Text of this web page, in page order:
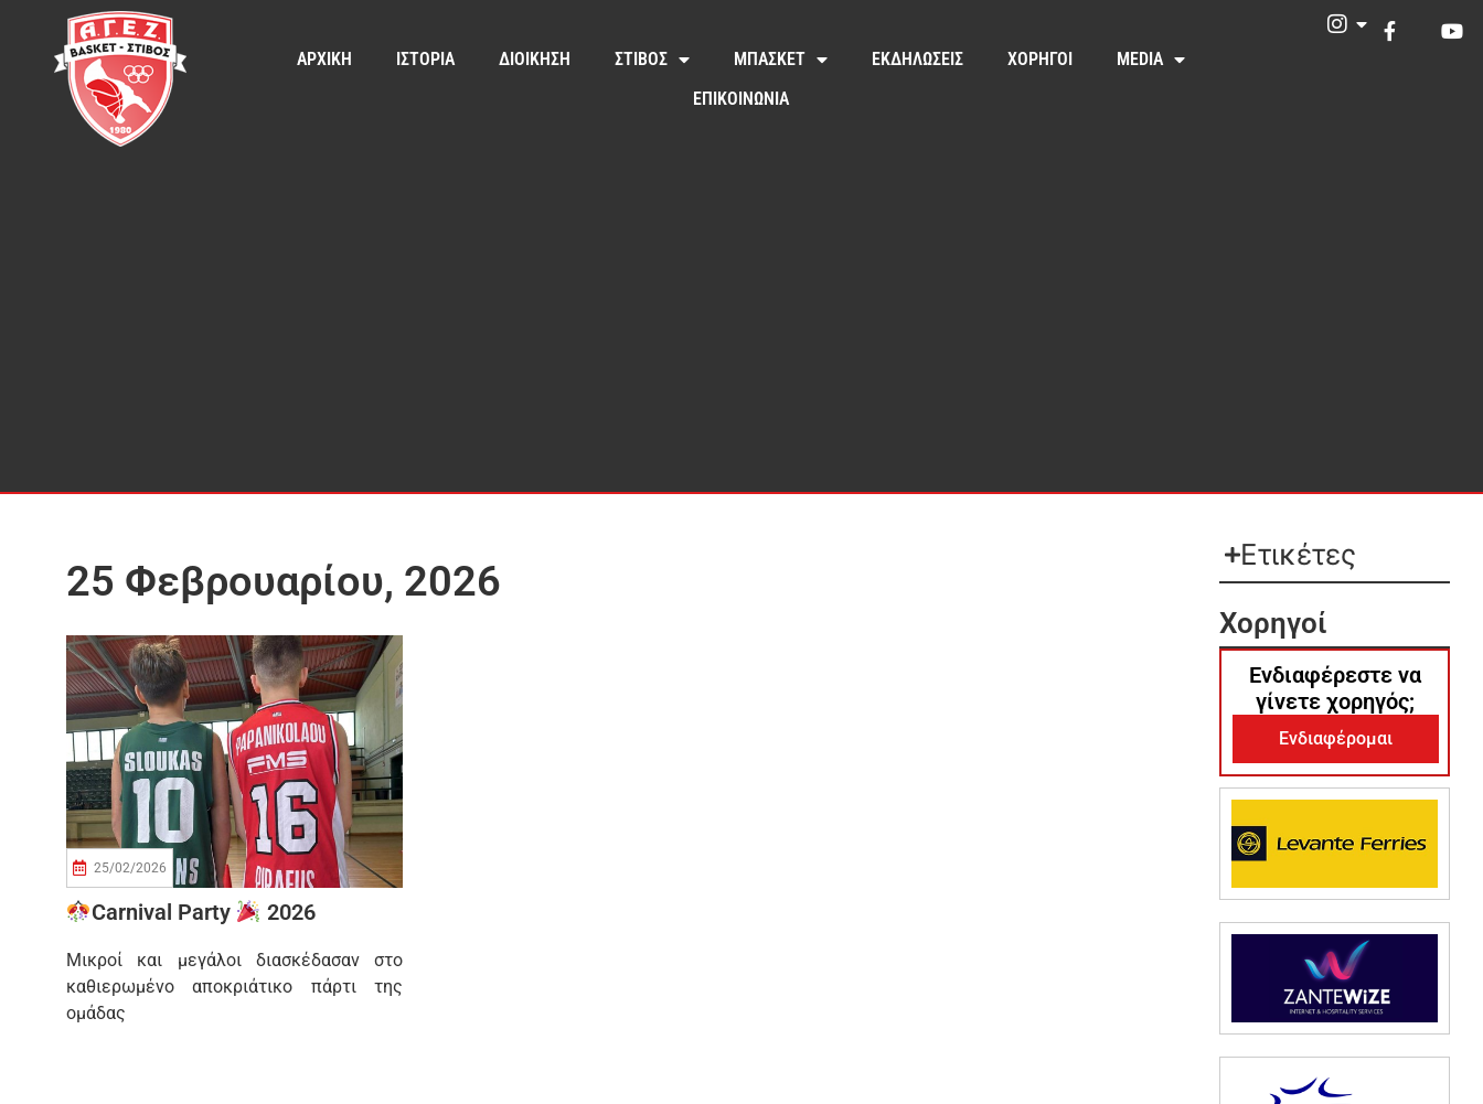
ΑΡΧΙΚΗ ΙΣΤΟΡΙΑ ΔΙΟΙΚΗΣΗ ΣΤΙΒΟΣ ΜΠΑΣΚΕΤ ΕΚΔΗΛΩΣΕΙΣ ΧΟΡΗΓΟΙ
MEDIA
ΕΠΙΚΟΙΝΩΝΙΑ
25 Φεβρουαρίου, 2026
25/02/2026
Carnival Party 2026
Μικροί και μεγάλοι διασκέδασαν στο
καθιερωμένο αποκριάτικο πάρτι της
ομάδας
Ετικέτες
Χορηγοί
Ενδιαφέρεστε να
γίνετε χορηγός;
Ενδιαφέρομαι